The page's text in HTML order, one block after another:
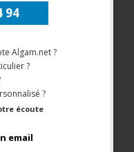
94
Algam.net ?
?
?
écoute
email